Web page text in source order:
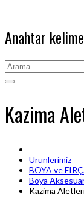
Anahtar
Kazima
Ürünlerimiz
BOYA ve
Boya
Kazima